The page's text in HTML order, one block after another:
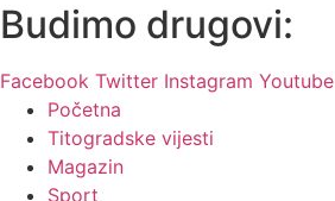
Budimo drugovi:
Facebook Twitter Instagram Youtube
Početna
Titogradske vijesti
Magazin
Sport